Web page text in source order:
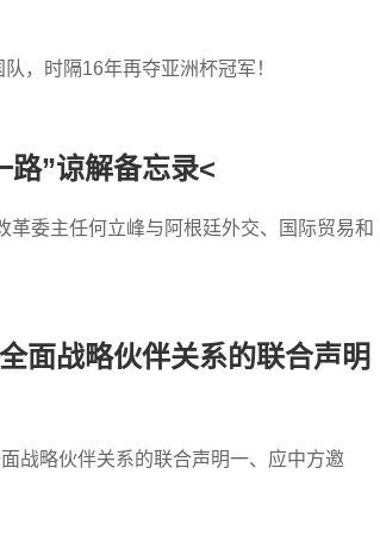
，时隔16年再夺亚洲杯冠军！
路”谅解备忘录<
委主任何立峰与阿根廷外交、国际贸易和
面战略伙伴关系的联合声明
战略伙伴关系的联合声明一、应中方邀